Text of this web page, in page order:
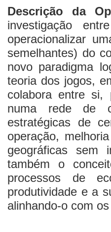
Descrição da
investigação
operacionalizar
semelhantes) do
novo paradigma
teoria dos jogos,
colabora entre si,
numa rede de
estratégicas de
operação,
geográficas sem
também o
processos de
produtividade e a
alinhando-o com